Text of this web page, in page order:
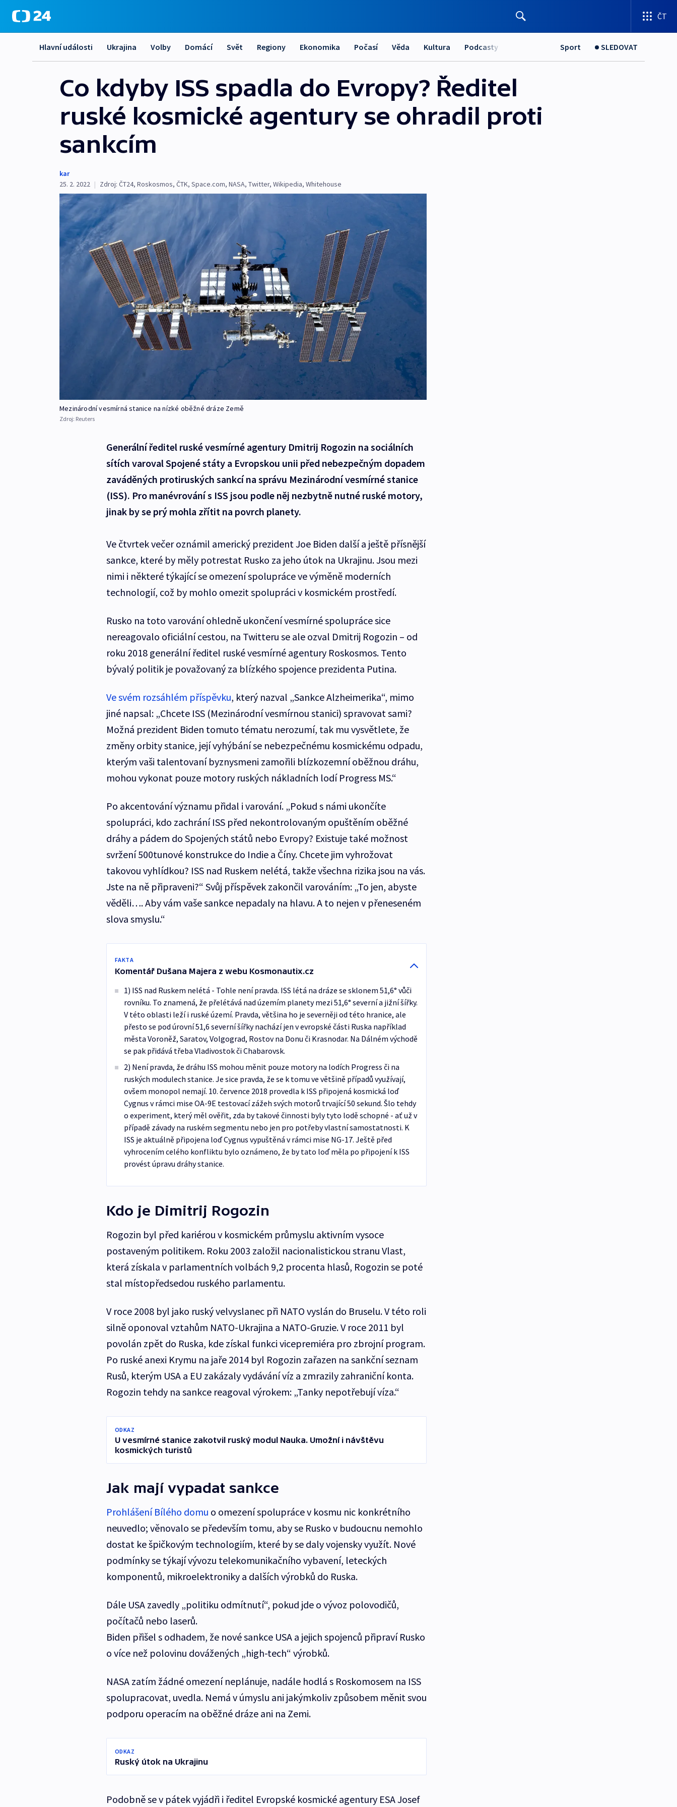
ČT
Hlavní události Ukrajina Volby Domácí Svět Regiony Ekonomika Počasí Věda Kultura Podcasty Sport SLEDOVAT
Co kdyby ISS spadla do Evropy? Ředitel
ruské kosmické agentury se ohradil proti
sankcím
kar
25. 2. 2022 | Zdroj: ČT24, Roskosmos, ČTK, Space.com, NASA, Twitter, Wikipedia, Whitehouse
Mezinárodní vesmírná stanice na nízké oběžné dráze Země
Zdroj: Reuters
Generální ředitel ruské vesmírné agentury Dmitrij Rogozin na sociálních
sítích varoval Spojené státy a Evropskou unii před nebezpečným dopadem
zaváděných protiruských sankcí na správu Mezinárodní vesmírné stanice
(ISS). Pro manévrování s ISS jsou podle něj nezbytně nutné ruské motory,
jinak by se prý mohla zřítit na povrch planety.
Ve čtvrtek večer oznámil americký prezident Joe Biden další a ještě přísnější
sankce, které by měly potrestat Rusko za jeho útok na Ukrajinu. Jsou mezi
nimi i některé týkající se omezení spolupráce ve výměně moderních
technologií, což by mohlo omezit spolupráci v kosmickém prostředí.
Rusko na toto varování ohledně ukončení vesmírné spolupráce sice
nereagovalo oficiální cestou, na Twitteru se ale ozval Dmitrij Rogozin – od
roku 2018 generální ředitel ruské vesmírné agentury Roskosmos. Tento
bývalý politik je považovaný za blízkého spojence prezidenta Putina.
Ve svém rozsáhlém příspěvku, který nazval „Sankce Alzheimerika“, mimo
jiné napsal: „Chcete ISS (Mezinárodní vesmírnou stanici) spravovat sami?
Možná prezident Biden tomuto tématu nerozumí, tak mu vysvětlete, že
změny orbity stanice, její vyhýbání se nebezpečnému kosmickému odpadu,
kterým vaši talentovaní byznysmeni zamořili blízkozemní oběžnou dráhu,
mohou vykonat pouze motory ruských nákladních lodí Progress MS.“
Po akcentování významu přidal i varování. „Pokud s námi ukončíte
spolupráci, kdo zachrání ISS před nekontrolovaným opuštěním oběžné
dráhy a pádem do Spojených států nebo Evropy? Existuje také možnost
svržení 500tunové konstrukce do Indie a Číny. Chcete jim vyhrožovat
takovou vyhlídkou? ISS nad Ruskem nelétá, takže všechna rizika jsou na vás.
Jste na ně připraveni?“ Svůj příspěvek zakončil varováním: „To jen, abyste
věděli…. Aby vám vaše sankce nepadaly na hlavu. A to nejen v přeneseném
slova smyslu.“
FAKTA
Komentář Dušana Majera z webu Kosmonautix.cz
1) ISS nad Ruskem nelétá - Tohle není pravda. ISS létá na dráze se sklonem 51,6° vůči
rovníku. To znamená, že přelétává nad územím planety mezi 51,6° severní a jižní šířky.
V této oblasti leží i ruské území. Pravda, většina ho je severněji od této hranice, ale
přesto se pod úrovní 51,6 severní šířky nachází jen v evropské části Ruska například
města Voroněž, Saratov, Volgograd, Rostov na Donu či Krasnodar. Na Dálném východě
se pak přidává třeba Vladivostok či Chabarovsk.
2) Není pravda, že dráhu ISS mohou měnit pouze motory na lodích Progress či na
ruských modulech stanice. Je sice pravda, že se k tomu ve většině případů využívají,
ovšem monopol nemají. 10. července 2018 provedla k ISS připojená kosmická loď
Cygnus v rámci mise OA-9E testovací zážeh svých motorů trvající 50 sekund. Šlo tehdy
o experiment, který měl ověřit, zda by takové činnosti byly tyto lodě schopné - ať už v
případě závady na ruském segmentu nebo jen pro potřeby vlastní samostatnosti. K
ISS je aktuálně připojena loď Cygnus vypuštěná v rámci mise NG-17. Ještě před
vyhrocením celého konfliktu bylo oznámeno, že by tato loď měla po připojení k ISS
provést úpravu dráhy stanice.
Kdo je Dimitrij Rogozin
Rogozin byl před kariérou v kosmickém průmyslu aktivním vysoce
postaveným politikem. Roku 2003 založil nacionalistickou stranu Vlast,
která získala v parlamentních volbách 9,2 procenta hlasů, Rogozin se poté
stal místopředsedou ruského parlamentu.
V roce 2008 byl jako ruský velvyslanec při NATO vyslán do Bruselu. V této roli
silně oponoval vztahům NATO-Ukrajina a NATO-Gruzie. V roce 2011 byl
povolán zpět do Ruska, kde získal funkci vicepremiéra pro zbrojní program.
Po ruské anexi Krymu na jaře 2014 byl Rogozin zařazen na sankční seznam
Rusů, kterým USA a EU zakázaly vydávání víz a zmrazily zahraniční konta.
Rogozin tehdy na sankce reagoval výrokem: „Tanky nepotřebují víza.“
ODKAZ
U vesmírné stanice zakotvil ruský modul Nauka. Umožní i návštěvu
kosmických turistů
Jak mají vypadat sankce
Prohlášení Bílého domu o omezení spolupráce v kosmu nic konkrétního
neuvedlo; věnovalo se především tomu, aby se Rusko v budoucnu nemohlo
dostat ke špičkovým technologiím, které by se daly vojensky využít. Nové
podmínky se týkají vývozu telekomunikačního vybavení, leteckých
komponentů, mikroelektroniky a dalších výrobků do Ruska.
Dále USA zavedly „politiku odmítnutí“, pokud jde o vývoz polovodičů,
počítačů nebo laserů.
Biden přišel s odhadem, že nové sankce USA a jejich spojenců připraví Rusko
o více než polovinu dovážených „high-tech“ výrobků.
NASA zatím žádné omezení neplánuje, nadále hodlá s Roskomosem na ISS
spolupracovat, uvedla. Nemá v úmyslu ani jakýmkoliv způsobem měnit svou
podporu operacím na oběžné dráze ani na Zemi.
ODKAZ
Ruský útok na Ukrajinu
Podobně se v pátek vyjádři i ředitel Evropské kosmické agentury ESA Josef